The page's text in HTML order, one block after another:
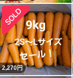
2,270円